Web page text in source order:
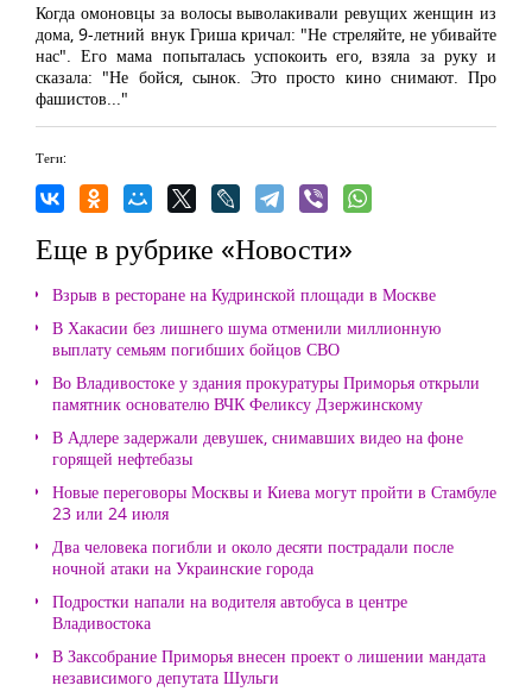
Когда омоновцы за волосы выволакивали ревущих женщин из
дома, 9-летний внук Гриша кричал: "Не стреляйте, не убивайте
нас". Его мама попыталась успокоить его, взяла за руку и
сказала: "Не бойся, сынок. Это просто кино снимают. Про
фашистов..."
Теги:
Еще в рубрике «Новости»
Взрыв в ресторане на Кудринской площади в Москве
В Хакасии без лишнего шума отменили миллионную
выплату семьям погибших бойцов СВО
Во Владивостоке у здания прокуратуры Приморья открыли
памятник основателю ВЧК Феликсу Дзержинскому
В Адлере задержали девушек, снимавших видео на фоне
горящей нефтебазы
Новые переговоры Москвы и Киева могут пройти в Стамбуле
23 или 24 июля
Два человека погибли и около десяти пострадали после
ночной атаки на Украинские города
Подростки напали на водителя автобуса в центре
Владивостока
В Заксобрание Приморья внесен проект о лишении мандата
независимого депутата Шульги